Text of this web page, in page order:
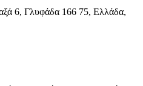
6, Γλυφάδα 166 75, Ελλάδα,